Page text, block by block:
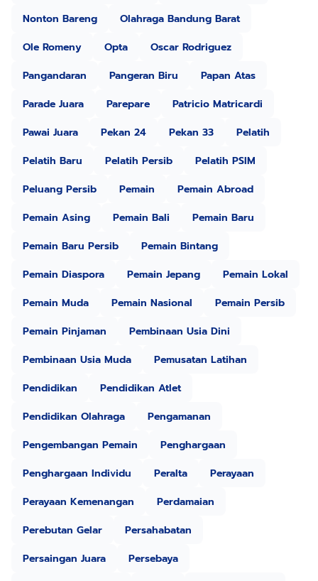
Nonton Bareng
Olahraga Bandung Barat
Ole Romeny
Opta
Oscar Rodriguez
Pangandaran
Pangeran Biru
Papan Atas
Parade Juara
Parepare
Patricio Matricardi
Pawai Juara
Pekan 24 Pekan 33
Pelatih
Pelatih Baru
Pelatih Persib
Pelatih PSIM
Peluang Persib
Pemain
Pemain Abroad
Pemain Asing
Pemain Bali
Pemain Baru
Pemain Baru Persib
Pemain Bintang
Pemain Diaspora
Pemain Jepang
Pemain Lokal
Pemain Muda
Pemain Nasional
Pemain Persib
Pemain Pinjaman
Pembinaan Usia Dini
Pembinaan Usia Muda
Pemusatan Latihan
Pendidikan
Pendidikan Atlet
Pendidikan Olahraga
Pengamanan
Pengembangan Pemain
Penghargaan
Penghargaan Individu
Peralta
Perayaan
Perayaan Kemenangan
Perdamaian
Perebutan Gelar
Persahabatan
Persaingan Juara
Persebaya